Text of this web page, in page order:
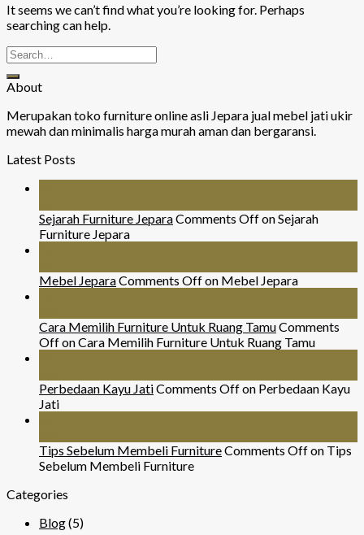
It seems we can’t find what you’re looking for. Perhaps
searching can help.
About
Merupakan toko furniture online asli Jepara jual mebel jati ukir
mewah dan minimalis harga murah aman dan bergaransi.
Latest Posts
Sejarah Furniture JeparaComments Offon Sejarah
Furniture Jepara
Mebel JeparaComments Offon Mebel Jepara
Cara Memilih Furniture Untuk Ruang TamuComments
Offon Cara Memilih Furniture Untuk Ruang Tamu
Perbedaan Kayu JatiComments Offon Perbedaan Kayu
Jati
Tips Sebelum Membeli FurnitureComments Offon Tips
Sebelum Membeli Furniture
Categories
Blog(5)